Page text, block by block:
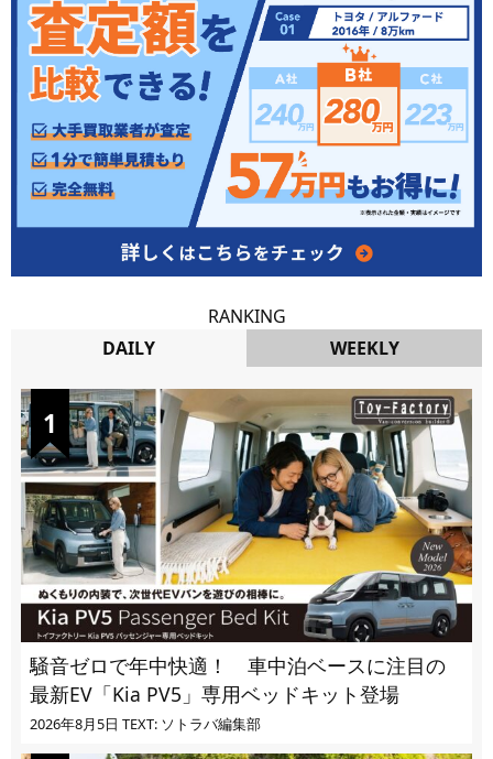
RANKING
DAILY
WEEKLY
騒音ゼロで年中快適！ 車中泊ベースに注目の
最新EV「Kia PV5」専用ベッドキット登場
2026年8月5日 TEXT: ソトラバ編集部